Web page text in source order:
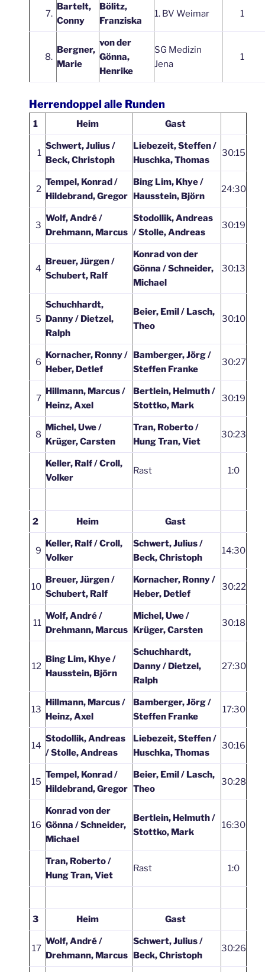
7.
Bartelt,
Conny
Bölitz,
Franziska
1. BV Weimar 1
8.
Bergner,
Marie
von der
Gönna,
Henrike
SG Medizin
Jena
1
Herrendoppel alle Runden
1 Heim Gast
1
Schwert, Julius /
Beck, Christoph
Liebezeit, Steffen /
Huschka, Thomas
30:15
2
Tempel, Konrad /
Hildebrand, Gregor
Bing Lim, Khye /
Hausstein, Björn
24:30
3
Wolf, André /
Drehmann, Marcus
Stodollik, Andreas
/ Stolle, Andreas
30:19
4
Breuer, Jürgen /
Schubert, Ralf
Konrad von der
Gönna / Schneider,
Michael
30:13
5
Schuchhardt,
Danny / Dietzel,
Ralph
Beier, Emil / Lasch,
Theo
30:10
6
Kornacher, Ronny /
Heber, Detlef
Bamberger, Jörg /
Steffen Franke
30:27
7
Hillmann, Marcus /
Heinz, Axel
Bertlein, Helmuth /
Stottko, Mark
30:19
8
Michel, Uwe /
Krüger, Carsten
Tran, Roberto /
Hung Tran, Viet
30:23
Keller, Ralf / Croll,
Volker
Rast 1:0
2 Heim Gast
9
Keller, Ralf / Croll,
Volker
Schwert, Julius /
Beck, Christoph
14:30
10
Breuer, Jürgen /
Schubert, Ralf
Kornacher, Ronny /
Heber, Detlef
30:22
11
Wolf, André /
Drehmann, Marcus
Michel, Uwe /
Krüger, Carsten
30:18
12
Bing Lim, Khye /
Hausstein, Björn
Schuchhardt,
Danny / Dietzel,
Ralph
27:30
13
Hillmann, Marcus /
Heinz, Axel
Bamberger, Jörg /
Steffen Franke
17:30
14
Stodollik, Andreas
/ Stolle, Andreas
Liebezeit, Steffen /
Huschka, Thomas
30:16
15
Tempel, Konrad /
Hildebrand, Gregor
Beier, Emil / Lasch,
Theo
30:28
16
Konrad von der
Gönna / Schneider,
Michael
Bertlein, Helmuth /
Stottko, Mark
16:30
Tran, Roberto /
Hung Tran, Viet
Rast 1:0
3 Heim Gast
17
Wolf, André /
Drehmann, Marcus
Schwert, Julius /
Beck, Christoph
30:26